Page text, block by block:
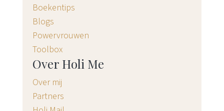
Boekentips
Blogs
Powervrouwen
Toolbox
Over Holi Me
Over mij
Partners